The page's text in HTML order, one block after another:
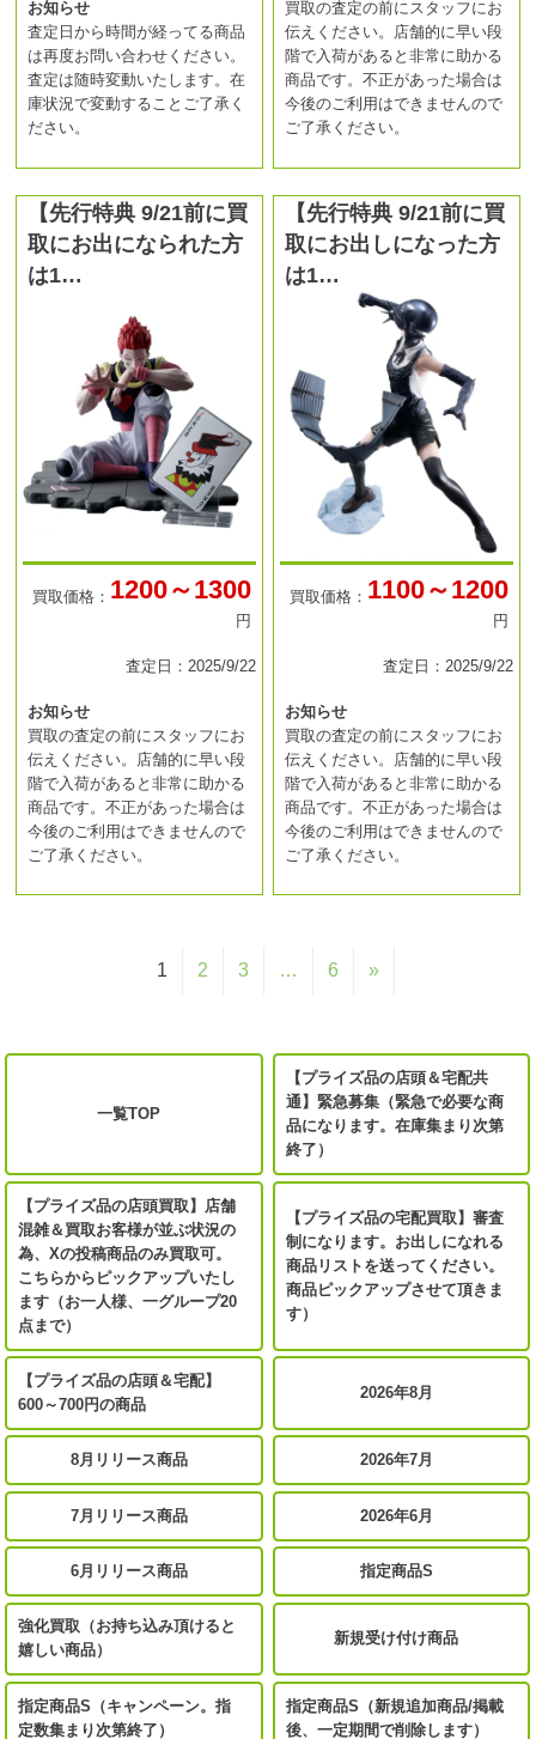
お知らせ
査定日から時間が経ってる商品
は再度お問い合わせください。
査定は随時変動いたします。在
庫状況で変動することご了承く
ださい。
買取の査定の前にスタッフにお
伝えください。店舗的に早い段
階で入荷があると非常に助かる
商品です。不正があった場合は
今後のご利用はできませんので
ご了承ください。
【先行特典 9/21前に買
取にお出になられた方
は1…
買取価格： 1200～1300
円
査定日：2025/9/22
お知らせ
買取の査定の前にスタッフにお
伝えください。店舗的に早い段
階で入荷があると非常に助かる
商品です。不正があった場合は
今後のご利用はできませんので
ご了承ください。
【先行特典 9/21前に買
取にお出しになった方
は1…
買取価格： 1100～1200
円
査定日：2025/9/22
お知らせ
買取の査定の前にスタッフにお
伝えください。店舗的に早い段
階で入荷があると非常に助かる
商品です。不正があった場合は
今後のご利用はできませんので
ご了承ください。
1 2 3 … 6 »
一覧TOP
【プライズ品の店頭＆宅配共
通】緊急募集（緊急で必要な商
品になります。在庫集まり次第
終了）
【プライズ品の店頭買取】店舗
混雑＆買取お客様が並ぶ状況の
為、Xの投稿商品のみ買取可。
こちらからピックアップいたし
ます（お一人様、一グループ20
点まで）
【プライズ品の宅配買取】審査
制になります。お出しになれる
商品リストを送ってください。
商品ピックアップさせて頂きま
す）
【プライズ品の店頭＆宅配】
600～700円の商品
2026年8月
8月リリース商品 2026年7月
7月リリース商品 2026年6月
6月リリース商品 指定商品S
強化買取（お持ち込み頂けると
嬉しい商品）
新規受け付け商品
指定商品S（キャンペーン。指
定数集まり次第終了）
指定商品S（新規追加商品/掲載
後、一定期間で削除します）